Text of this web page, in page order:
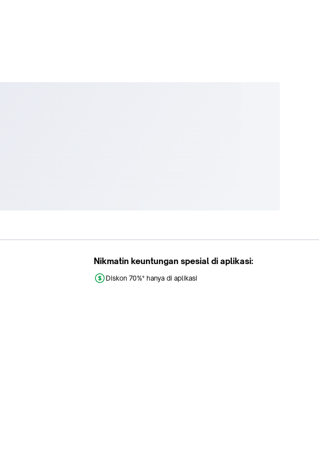
Nikmatin keuntungan spesial di aplikasi:
Diskon 70%* hanya di aplikasi